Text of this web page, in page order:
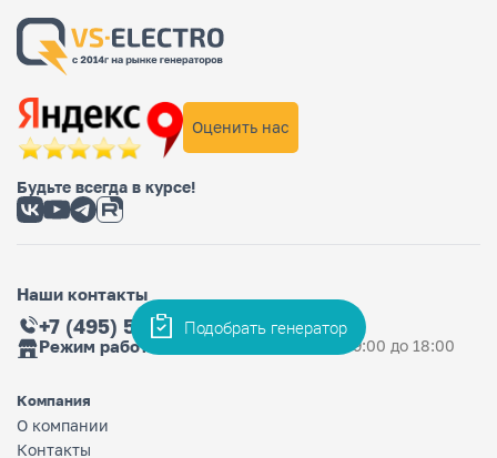
Оценить нас
Будьте всегда в курсе!
Наши контакты
+7 (495) 565-36-33
Режим работы магазина Ежедневно: с 9:00 до 18:00
Компания
О компании
Контакты
Подобрать генератор